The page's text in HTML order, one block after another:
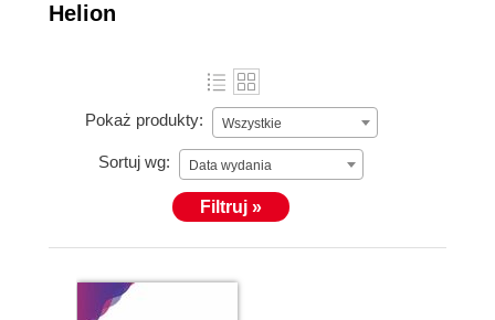
Helion
Pokaż produkty: Wszystkie
Sortuj wg: Data wydania
Filtruj »